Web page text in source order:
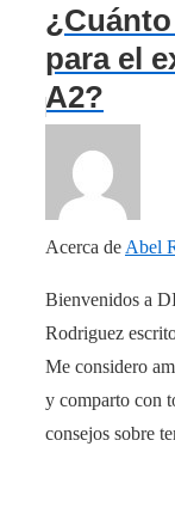
para el
A2?
Acerca de Abel
Bienvenidos a
Rodriguez
Me considero
y comparto con
consejos sobre